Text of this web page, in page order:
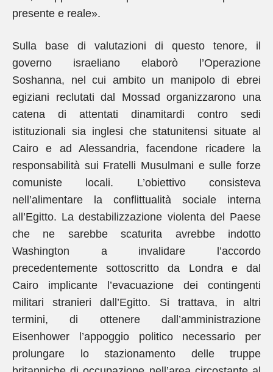
presente e reale».
Sulla base di valutazioni di questo tenore, il
governo israeliano elaborò l’Operazione
Soshanna, nel cui ambito un manipolo di ebrei
egiziani reclutati dal Mossad organizzarono una
catena di attentati dinamitardi contro sedi
istituzionali sia inglesi che statunitensi situate al
Cairo e ad Alessandria, facendone ricadere la
responsabilità sui Fratelli Musulmani e sulle forze
comuniste locali. L’obiettivo consisteva
nell’alimentare la conflittualità sociale interna
all’Egitto. La destabilizzazione violenta del Paese
che ne sarebbe scaturita avrebbe indotto
Washington a invalidare l’accordo
precedentemente sottoscritto da Londra e dal
Cairo implicante l’evacuazione dei contingenti
militari stranieri dall’Egitto. Si trattava, in altri
termini, di ottenere dall’amministrazione
Eisenhower l’appoggio politico necessario per
prolungare lo stazionamento delle truppe